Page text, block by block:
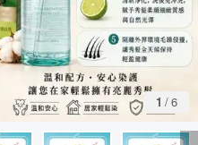
1 /6